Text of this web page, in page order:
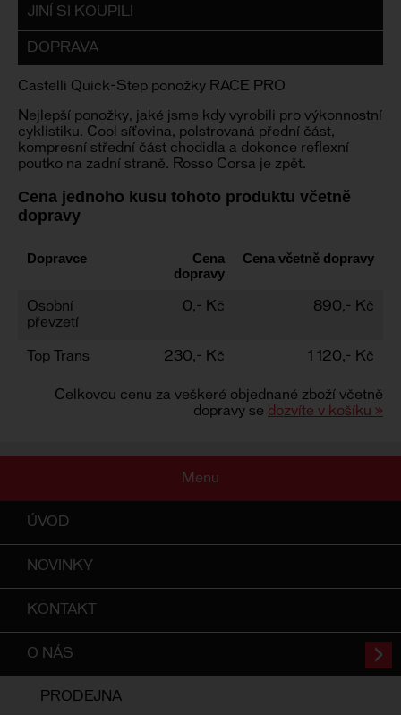
JINÍ SI KOUPILI
DOPRAVA
Castelli Quick-Step ponožky RACE PRO
Nejlepší ponožky, jaké jsme kdy vyrobili pro výkonnostní
cyklistiku. Cool síťovina, polstrovaná přední část,
kompresní střední část chodidla a dokonce reflexní
poutko na zadní straně. Rosso Corsa je zpět.
Cena jednoho kusu tohoto produktu včetně
dopravy
Dopravce
Cena
dopravy
Cena včetně dopravy
Osobní
převzetí
0,- Kč 890,- Kč
Top Trans 230,- Kč 1 120,- Kč
Celkovou cenu za veškeré objednané zboží včetně
dopravy se dozvíte v košíku »
Menu
ÚVOD
NOVINKY
KONTAKT
O NÁS
PRODEJNA